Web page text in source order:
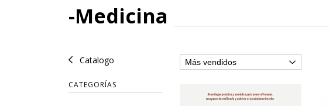
-Medicina
Catalogo
CATEGORÍAS